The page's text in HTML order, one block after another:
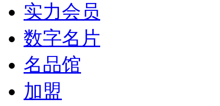
实力会员
数字名片
名品馆
加盟